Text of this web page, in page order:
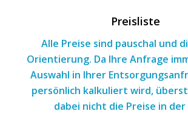
Preisliste
Alle Preise sind pauschal und
Orientierung. Da Ihre Anfrage
Auswahl in Ihrer
persönlich kalkuliert wird,
dabei nicht die Preise in